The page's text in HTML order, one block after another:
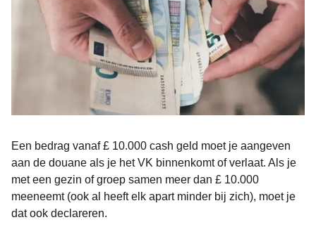
Een bedrag vanaf £ 10.000 cash geld moet je aangeven
aan de douane als je het VK binnenkomt of verlaat. Als je
met een gezin of groep samen meer dan £ 10.000
meeneemt (ook al heeft elk apart minder bij zich), moet je
dat ook declareren.